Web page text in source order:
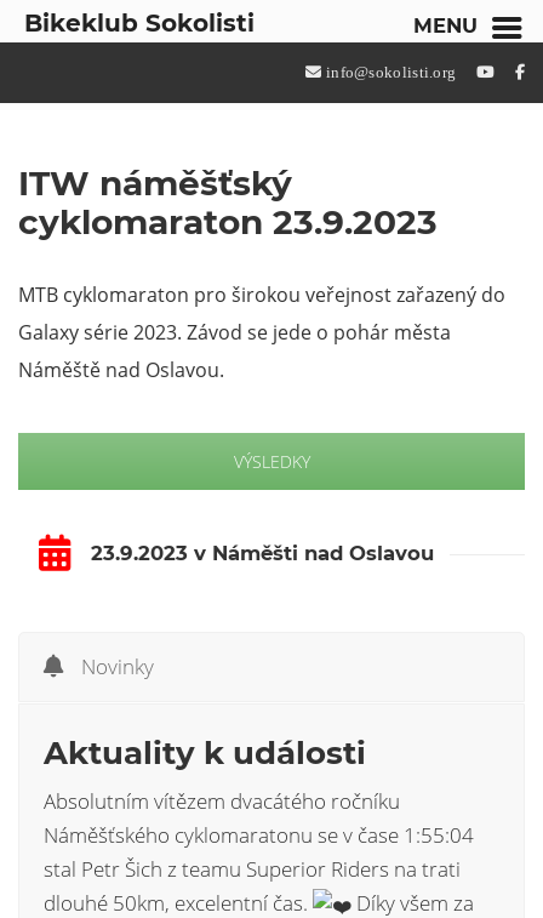
info@sokolisti.org
ITW náměšťský
cyklomaraton 23.9.2023
MTB cyklomaraton pro širokou veřejnost zařazený do
Galaxy série 2023. Závod se jede o pohár města
Náměště nad Oslavou.
VÝSLEDKY
23.9.2023 v Náměšti nad Oslavou
Novinky
Aktuality k události
Absolutním vítězem dvacátého ročníku
Náměšťského cyklomaratonu se v čase 1:55:04
stal Petr Šich z teamu Superior Riders na trati
dlouhé 50km, excelentní čas.
Díky všem za
Bikeklub Sokolisti MENU